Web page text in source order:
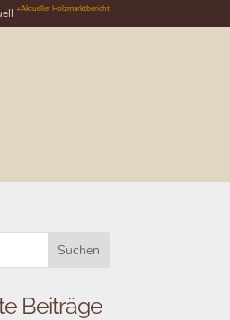
+Aktueller Holzmarktbericht
Beiträge